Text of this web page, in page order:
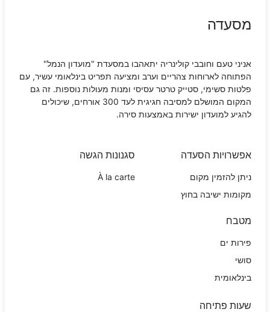
מסעדה
אניני טעם וחובבי קולינריה יתאהבו במסעדת "מועדון הנמל"
הפתוחה לארוחות צהריים וערב ומציעה תפריט בינלאומי עשיר, עם
פלטות סשימי, סטייק טרטר עסיסי ומנות מעולות נוספות. זה גם
המקום המושלם למסיבה חגיגית לעד 300 אורחים, שיכולים
להגיע למועדון ישירות באמצעות סירה.
אפשרויות הסעדה
ניתן להזמין מקום
מקומות ישיבה בחוץ
סגנונות הגשה
À la carte
מטבח
פירות ים
סושי
בינלאומית
שעות פתיחה